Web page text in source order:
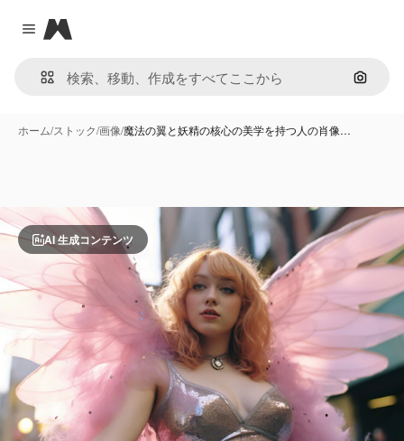
Close menu
Magnific
画像で
ホーム/ストック/画像/魔法の翼と妖精の核心の美学を持つ人の肖像…
AI 生成コンテンツ